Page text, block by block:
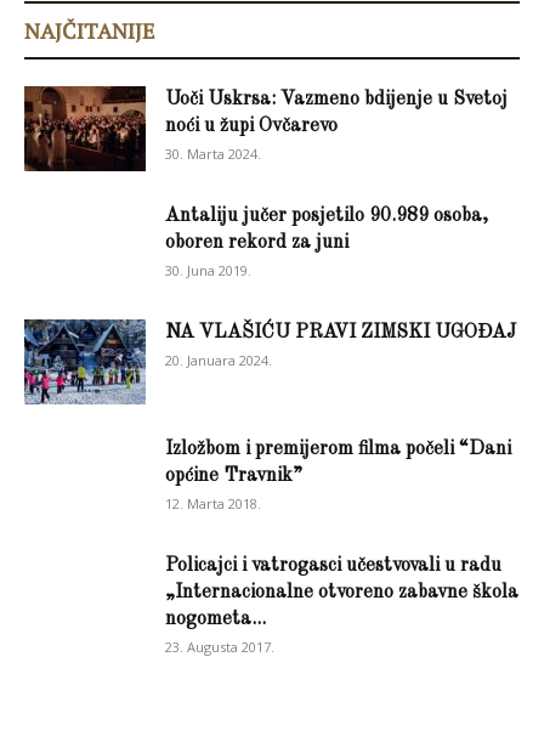
NAJČITANIJE
Uoči Uskrsa: Vazmeno bdijenje u Svetoj
noći u župi Ovčarevo
30. Marta 2024.
Antaliju jučer posjetilo 90.989 osoba,
oboren rekord za juni
30. Juna 2019.
NA VLAŠIĆU PRAVI ZIMSKI UGOĐAJ
20. Januara 2024.
Izložbom i premijerom filma počeli “Dani
općine Travnik”
12. Marta 2018.
Policajci i vatrogasci učestvovali u radu
„Internacionalne otvoreno zabavne škola
nogometa...
23. Augusta 2017.